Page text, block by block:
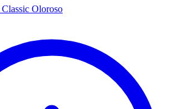
Oloroso